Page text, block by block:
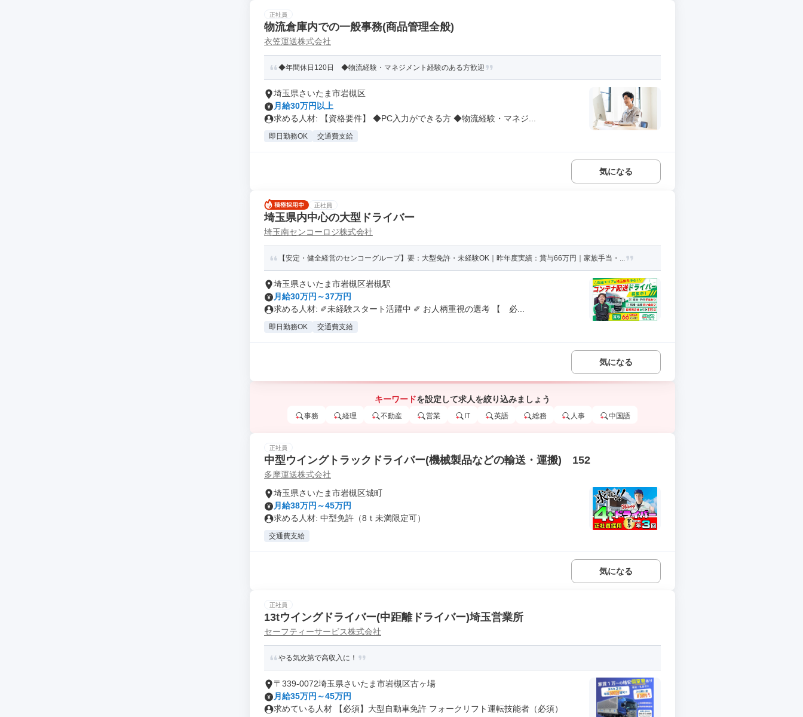
正社員
物流倉庫内での一般事務(商品管理全般)
衣笠運送株式会社
◆年間休日120日 ◆物流経験・マネジメント経験のある方歓迎
埼玉県さいたま市岩槻区
月給30万円以上
求める人材: 【資格要件】 ◆PC入力ができる方 ◆物流経験・マネジ...
即日勤務OK 交通費支給
気になる
正社員
埼玉県内中心の大型ドライバー
埼玉南センコーロジ株式会社
【安定・健全経営のセンコーグループ】要：大型免許・未経験OK｜昨年度実績：賞与66万円｜家族手当・...
埼玉県さいたま市岩槻区岩槻駅
月給30万円～37万円
求める人材: ✐未経験スタート活躍中 ✐ お人柄重視の選考 【 必...
即日勤務OK 交通費支給
気になる
キーワードを設定して求人を絞り込みましょう
事務 経理 不動産 営業 IT 英語 総務 人事 中国語
正社員
中型ウイングトラックドライバー(機械製品などの輸送・運搬) 152
多摩運送株式会社
埼玉県さいたま市岩槻区城町
月給38万円～45万円
求める人材: 中型免許（8ｔ未満限定可）
交通費支給
気になる
正社員
13tウイングドライバー(中距離ドライバー)埼玉営業所
セーフティーサービス株式会社
やる気次第で高収入に！
〒339-0072埼玉県さいたま市岩槻区古ヶ場
月給35万円～45万円
求めている人材 【必須】大型自動車免許 フォークリフト運転技能者（必須）